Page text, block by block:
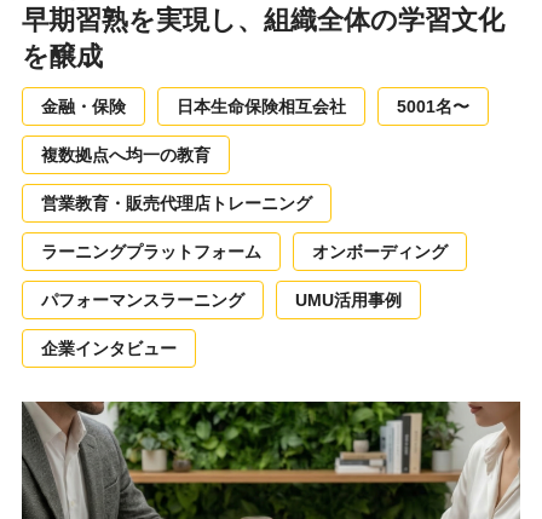
早期習熟を実現し、組織全体の学習文化
を醸成
金融・保険 日本生命保険相互会社 5001名〜
複数拠点へ均一の教育
営業教育・販売代理店トレーニング
ラーニングプラットフォーム オンボーディング
パフォーマンスラーニング UMU活用事例
企業インタビュー